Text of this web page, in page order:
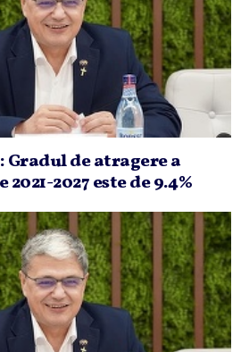
de atragere a
2027 este de 9.4%